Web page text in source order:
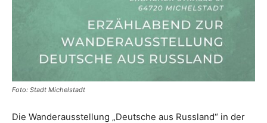
Foto: Stadt Michelstadt
Die Wanderausstellung „Deutsche aus Russland“ in der